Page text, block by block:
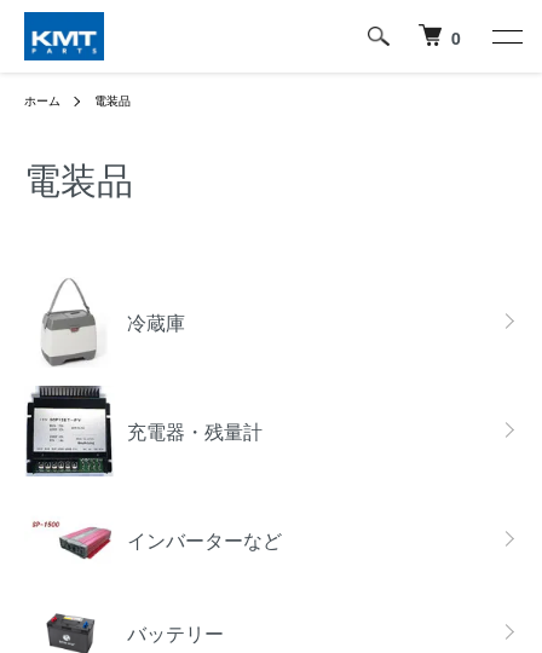
0
ホーム 電装品
電装品
冷蔵庫
充電器・残量計
インバーターなど
バッテリー